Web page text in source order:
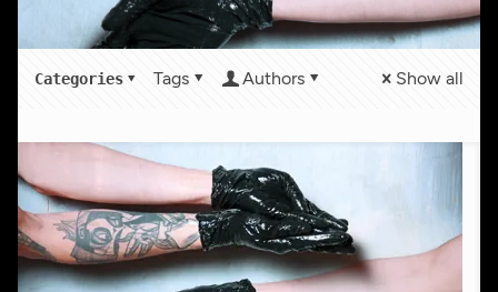
Categories Tags Authors Show all